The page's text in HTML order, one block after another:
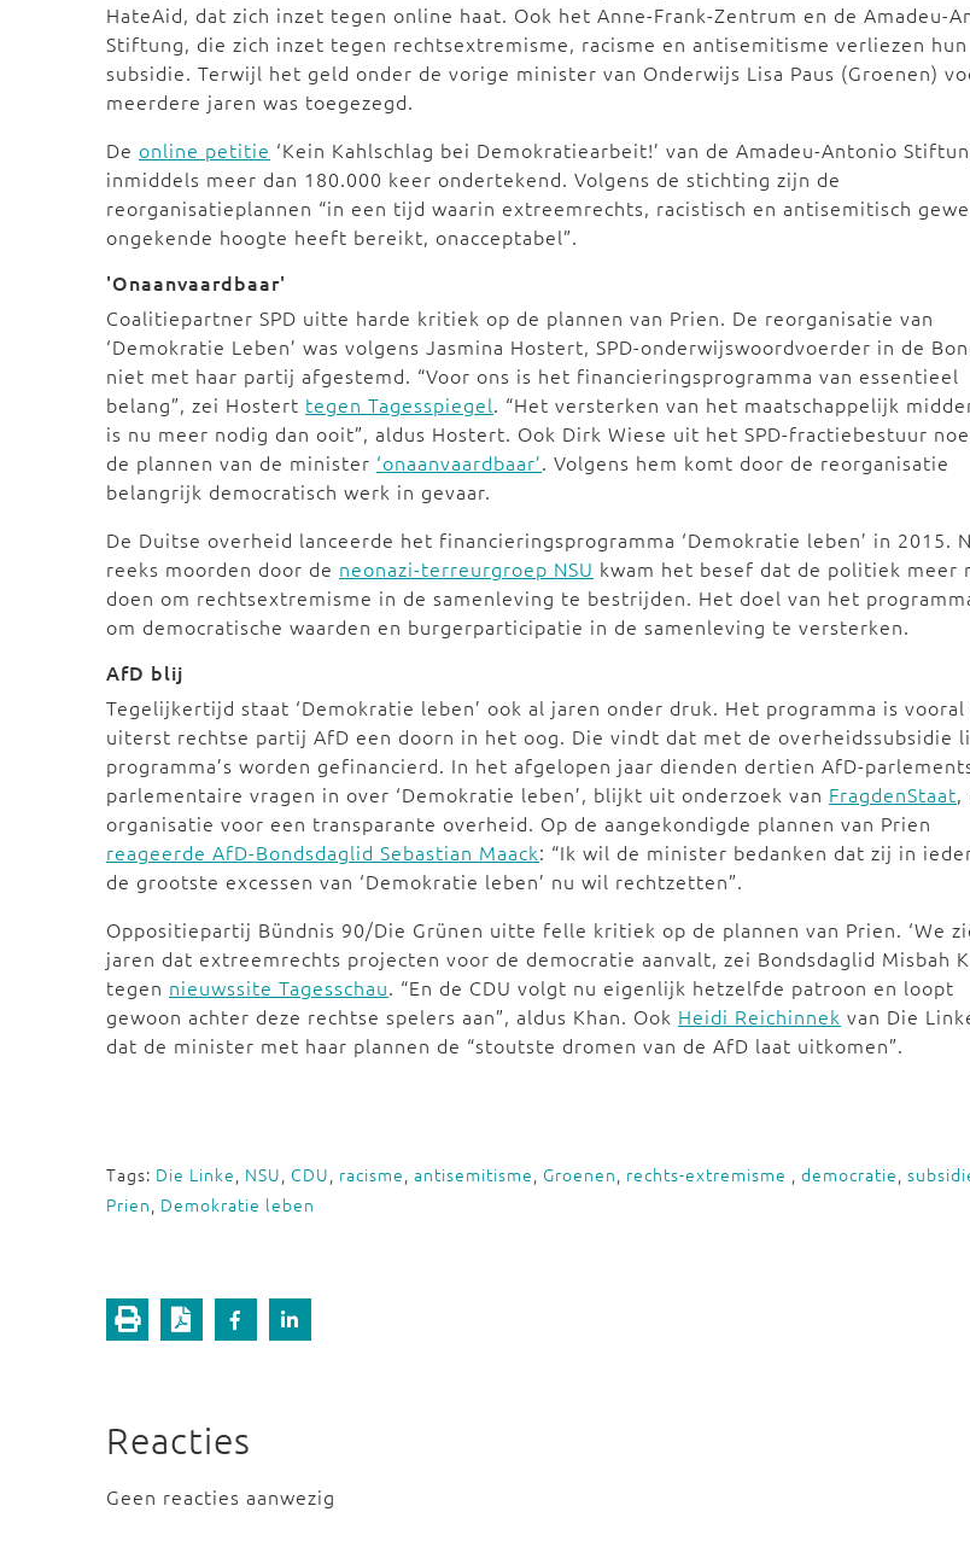
HateAid, dat zich inzet tegen online haat. Ook het Anne-Frank-Zentrum en de Amadeu-
Stiftung, die zich inzet tegen rechtsextremisme, racisme en antisemitisme verliezen hun
subsidie. Terwijl het geld onder de vorige minister van Onderwijs Lisa Paus (Groenen)
meerdere jaren was toegezegd.
De online petitie ‘Kein Kahlschlag bei Demokratiearbeit!’ van de Amadeu-Antonio
inmiddels meer dan 180.000 keer ondertekend. Volgens de stichting zijn de
reorganisatieplannen “in een tijd waarin extreemrechts, racistisch en antisemitisch
ongekende hoogte heeft bereikt, onacceptabel”.
'Onaanvaardbaar'
Coalitiepartner SPD uitte harde kritiek op de plannen van Prien. De reorganisatie van
‘Demokratie Leben’ was volgens Jasmina Hostert, SPD-onderwijswoordvoerder in de
niet met haar partij afgestemd. “Voor ons is het financieringsprogramma van essentieel
belang”, zei Hostert tegen Tagesspiegel. “Het versterken van het maatschappelijk
is nu meer nodig dan ooit”, aldus Hostert. Ook Dirk Wiese uit het SPD-fractiebestuur
de plannen van de minister ‘onaanvaardbaar’. Volgens hem komt door de reorganisatie
belangrijk democratisch werk in gevaar.
De Duitse overheid lanceerde het financieringsprogramma ‘Demokratie leben’ in 2015.
reeks moorden door de neonazi-terreurgroep NSU kwam het besef dat de politiek meer
doen om rechtsextremisme in de samenleving te bestrijden. Het doel van het
om democratische waarden en burgerparticipatie in de samenleving te versterken.
AfD blij
Tegelijkertijd staat ‘Demokratie leben’ ook al jaren onder druk. Het programma is vooral
uiterst rechtse partij AfD een doorn in het oog. Die vindt dat met de overheidssubsidie
programma’s worden gefinancierd. In het afgelopen jaar dienden dertien AfD-
parlementaire vragen in over ‘Demokratie leben’, blijkt uit onderzoek van FragdenStaat,
organisatie voor een transparante overheid. Op de aangekondigde plannen van Prien
reageerde AfD-Bondsdaglid Sebastian Maack: “Ik wil de minister bedanken dat zij in
de grootste excessen van ‘Demokratie leben’ nu wil rechtzetten”.
Oppositiepartij Bündnis 90/Die Grünen uitte felle kritiek op de plannen van Prien. ‘We
jaren dat extreemrechts projecten voor de democratie aanvalt, zei Bondsdaglid Misbah
tegen nieuwssite Tagesschau. “En de CDU volgt nu eigenlijk hetzelfde patroon en loopt
gewoon achter deze rechtse spelers aan”, aldus Khan. Ook Heidi Reichinnek van Die
dat de minister met haar plannen de “stoutste dromen van de AfD laat uitkomen”.
Tags: Die Linke, NSU, CDU, racisme, antisemitisme, Groenen, rechts-extremisme , democratie,
Prien, Demokratie leben
Reacties
Geen reacties aanwezig